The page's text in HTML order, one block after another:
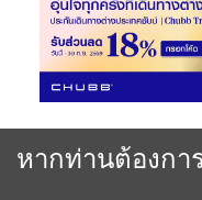
หากท่านต้องกา